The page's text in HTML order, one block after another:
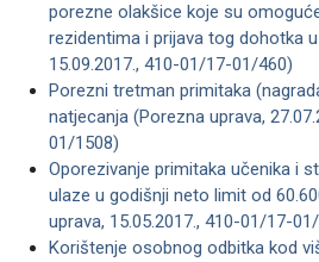
porezne olakšice koje su
rezidentima i prijava tog dohotka
15.09.2017., 410-01/17-01/460)
Porezni tretman primitaka
natjecanja (Porezna uprava,
01/1508)
Oporezivanje primitaka učenika i
ulaze u godišnji neto limit od
uprava, 15.05.2017., 410-01/17-
Korištenje osobnog odbitka kod